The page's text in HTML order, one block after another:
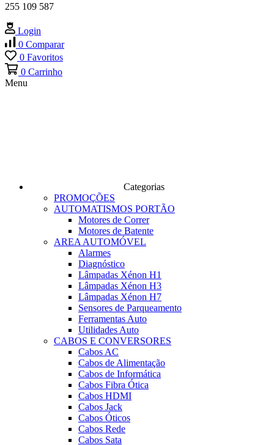
255 109 587
Login
0 Comparar
0 Favoritos
0 Carrinho
Menu
Categorias
PROMOÇÕES
AUTOMATISMOS PORTÃO
Motores de Correr
Motores de Batente
AREA AUTOMÓVEL
Alarmes
Diagnóstico
Lâmpadas Xénon H1
Lâmpadas Xénon H3
Lâmpadas Xénon H7
Sensores de Parqueamento
Ferramentas Auto
Utilidades Auto
CABOS E CONVERSORES
Cabos AC
Cabos de Alimentação
Cabos de Informática
Cabos Fibra Ótica
Cabos HDMI
Cabos Jack
Cabos Óticos
Cabos Rede
Cabos Sata